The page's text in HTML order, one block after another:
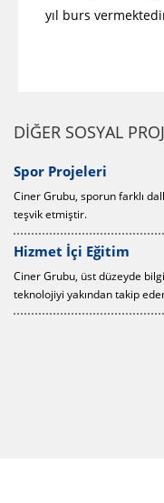
yıl burs
DİĞER SOSYAL
Spor Projeleri
Ciner Grubu, sporun farklı
teşvik etmiştir.
Hizmet İçi Eğitim
Ciner Grubu, üst düzeyde
teknolojiyi yakından takip